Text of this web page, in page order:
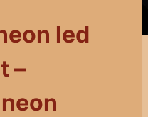
led
–